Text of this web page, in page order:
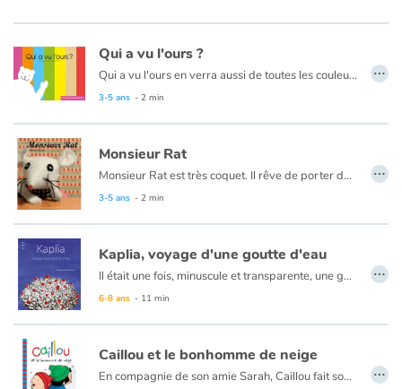
Qui a vu l'ours ?
Qui a vu l'ours en verra aussi de toutes les couleurs. Ce kamishibaï, destiné aux tout petits, nous fait découvrir les couleurs par les facéties d'un ours blanc. L’intérêt de ce kamishibaï est de montrer non seulement les couleurs primaires mais aussi d'autres plus rares, le kaki, le moutarde, ainsi que les nuances.
3-5 ans - 2 min
…
Monsieur Rat
Monsieur Rat est très coquet. Il rêve de porter des moustaches exceptionnelles. Mais cela ne sera pas sans effets secondaires qui vont l’entraîner au bout du monde.
3-5 ans - 2 min
…
Kaplia, voyage d'une goutte d'eau
Il était une fois, minuscule et transparente, une goutte d'eau nommée Kaplia... Ceci est l'histoire de son voyage à travers les saisons.
6-8 ans - 11 min
…
Caillou et le bonhomme de neige
En compagnie de son amie Sarah, Caillou fait son premier bonhomme de neige.
…